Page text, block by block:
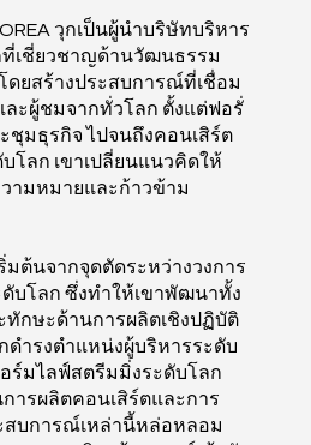
วุกเป็นผู้นำบริษัทบริหาร
ที่เชี่ยวชาญด้านวัฒนธรรม
ดยสร้างประสบการณ์ที่เชื่อม
ละผู้ชมจากทั่วโลก ตั้งแต่ฟอรั่
ชุมธุรกิจ ไปจนถึงคอนเสิร์ต
โลก เขาเปลี่ยนแนวคิดให้
ามหมายและก้าวข้าม
มต้นจากจุดตัดระหว่างวงการ
บโลก ซึ่งทำให้เขาพัฒนาทั้ง
ทักษะด้านการผลิตเชิงปฏิบัติ
ดำรงตำแหน่งผู้บริหารระดับ
ร์มไลฟ์สตรีมมิ่งระดับโลก
ารผลิตคอนเสิร์ตและการ
สบการณ์เหล่านี้หล่อหลอม